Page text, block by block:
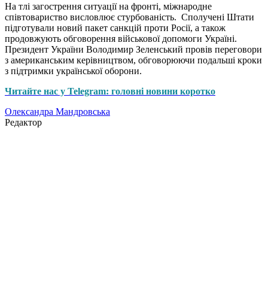
На тлі загострення ситуації на фронті, міжнародне
співтовариство висловлює стурбованість. Сполучені Штати
підготували новий пакет санкцій проти Росії, а також
продовжують обговорення військової допомоги Україні.
Президент України Володимир Зеленський провів переговори
з американським керівництвом, обговорюючи подальші кроки
з підтримки української оборони.
Читайте нас у Telegram: головні новини коротко
Олександра Мандровська
Редактор